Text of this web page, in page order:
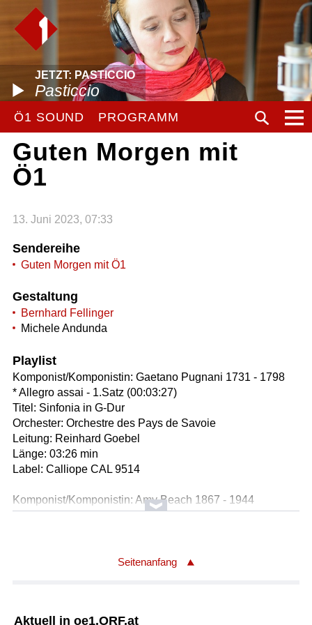
JETZT: PASTICCIO
Pasticcio
Ö1 SOUND PROGRAMM
Guten Morgen mit
Ö1
13. Juni 2023, 07:33
Sendereihe
Guten Morgen mit Ö1
Gestaltung
Bernhard Fellinger
Michele Andunda
Playlist
Komponist/Komponistin: Gaetano Pugnani 1731 - 1798
* Allegro assai - 1.Satz (00:03:27)
Titel: Sinfonia in G-Dur
Orchester: Orchestre des Pays de Savoie
Leitung: Reinhard Goebel
Länge: 03:26 min
Label: Calliope CAL 9514
Komponist/Komponistin: Amy Beach 1867 - 1944
Titel: Nr.1 Menuett (00:02:18)
Solist/Solistin: Kirsten Johnson
Komponist/Komponistin: Franz Benda 1709 - 1786
Seitenanfang
Aktuell in oe1.ORF.at